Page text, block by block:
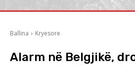
Ballina Kryesore
Alarm në Belgjikë,